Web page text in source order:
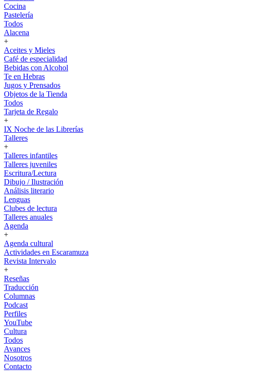
Cocina
Pastelería
Todos
Alacena
+
Aceites y Mieles
Café de especialidad
Bebidas con Alcohol
Te en Hebras
Jugos y Prensados
Objetos de la Tienda
Todos
Tarjeta de Regalo
+
IX Noche de las Librerías
Talleres
+
Talleres infantiles
Talleres juveniles
Escritura/Lectura
Dibujo / Ilustración
Análisis literario
Lenguas
Clubes de lectura
Talleres anuales
Agenda
+
Agenda cultural
Actividades en Escaramuza
Revista Intervalo
+
Reseñas
Traducción
Columnas
Podcast
Perfiles
YouTube
Cultura
Todos
Avances
Nosotros
Contacto